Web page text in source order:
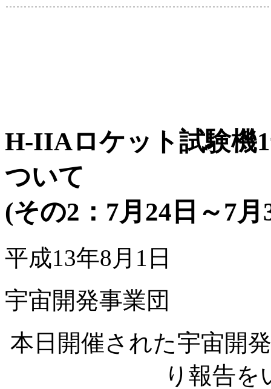
H-IIAロケット試験機
ついて
(その2：7月24日～7月
平成13年8月1日
宇宙開発事業団
本日開催された宇宙開
り報告を